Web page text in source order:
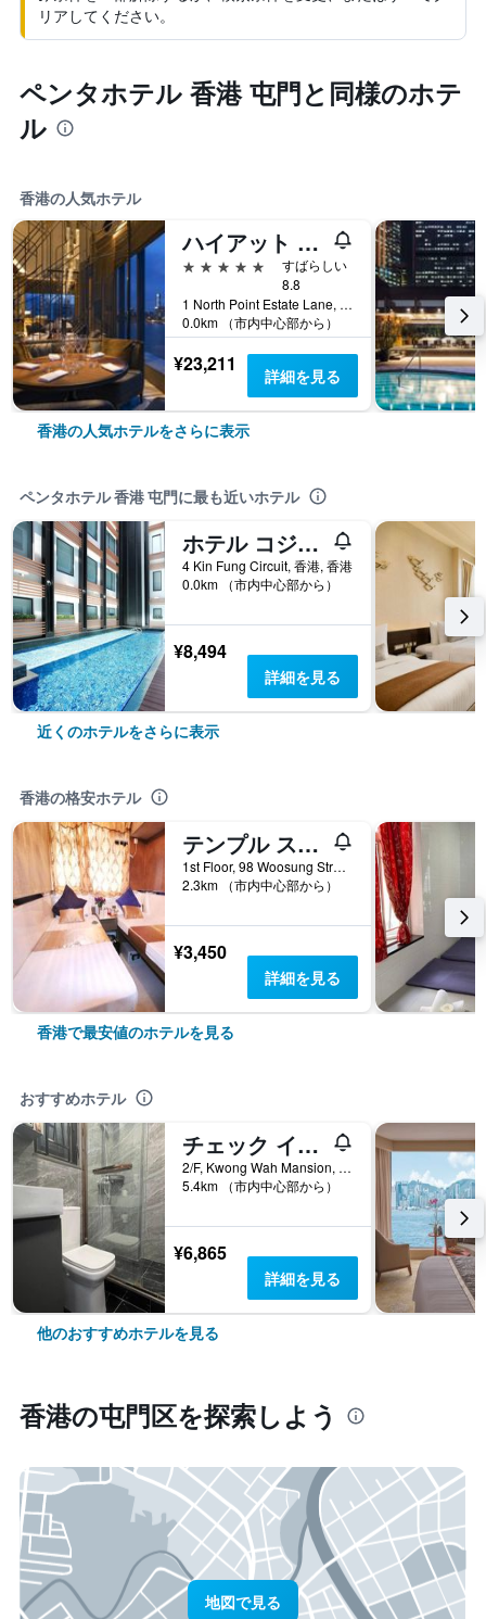
リアしてください。
ペンタホテル 香港 屯門と同様のホテ
ル
香港の人気ホテル
ハイアット セントリック ビクトリア ハーバー 香港 (香港維港凱悅尚萃酒店)
5つ星
すばらしい
8.8
1 North Point Estate Lane, 香港, 香港
0.0km （市内中心部から）
¥23,211 詳細を見る
香港の人気ホテルをさらに表示
ペンタホテル 香港 屯門に最も近いホテル
ホテル コジー リゾート
4 Kin Fung Circuit, 香港, 香港
0.0km （市内中心部から）
¥8,494
詳細を見る
近くのホテルをさらに表示
香港の格安ホテル
テンプル ストリート ホテル トロント モーテル グループ
1st Floor, 98 Woosung Street, 香港, 香港
2.3km （市内中心部から）
¥3,450
詳細を見る
香港で最安値のホテルを見る
おすすめホテル
チェック イン HK
2/F, Kwong Wah Mansion, 269-273 Hennessy Road, 香港, 香港
5.4km （市内中心部から）
¥6,865
詳細を見る
他のおすすめホテルを見る
香港​の屯門区​を探索しよう
地図で見る